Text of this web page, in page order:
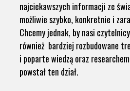
najciekawszych informacji ze
możliwie szybko, konkretnie i
Chcemy jednak, by nasi
również bardziej rozbudowane
i poparte wiedzą oraz
powstał ten dział.